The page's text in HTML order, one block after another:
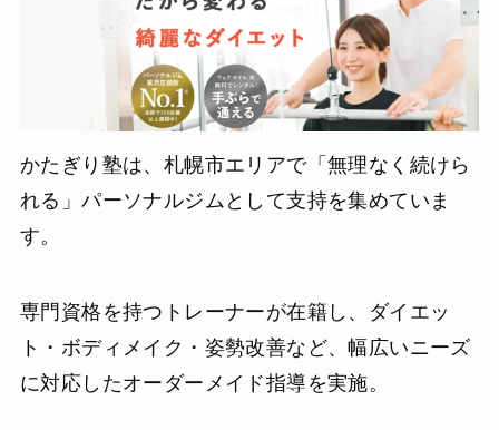
【結果・変化】
4ヶ月間のプログラムで体重は14kg落ち、ウエストも驚くほ
ど引き締まりました。後日の健康診断では、再検査対象だ
った数値がすべて基準値内に戻り、医師からも驚かれまし
た。料金は確かに高額ですが、一過性の減量ではなく、人
習得」ができたと考えれば、十分に価値がある投資だった
と感じています。
かたぎり塾は、札幌市エリアで「無理なく続けら
れる」パーソナルジムとして支持を集めていま
す。
専門資格を持つトレーナーが在籍し、ダイエッ
ト・ボディメイク・姿勢改善など、幅広いニーズ
に対応したオーダーメイド指導を実施。